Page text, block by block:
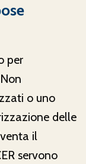
per
o uno
delle
il
servono